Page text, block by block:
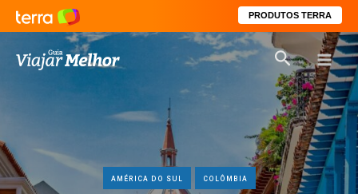
PRODUTOS TERRA
para
Pesquisar
AMÉRICA DO SUL COLÔMBIA